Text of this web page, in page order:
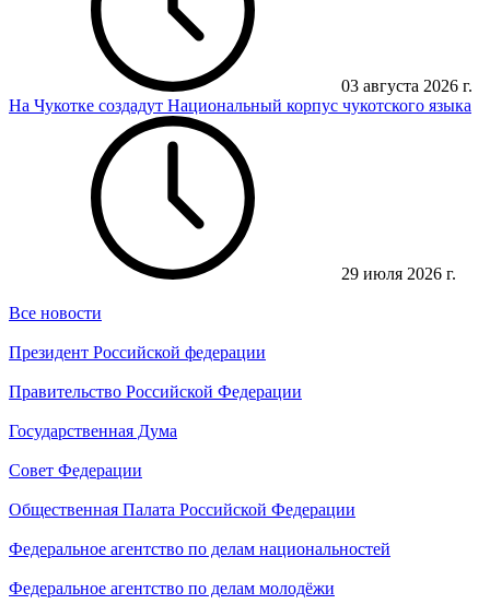
03 августа 2026 г.
На Чукотке создадут Национальный корпус чукотского языка
29 июля 2026 г.
Все новости
Президент Российской федерации
Правительство Российской Федерации
Государственная Дума
Совет Федерации
Общественная Палата Российской Федерации
Федеральное агентство по делам национальностей
Федеральное агентство по делам молодёжи